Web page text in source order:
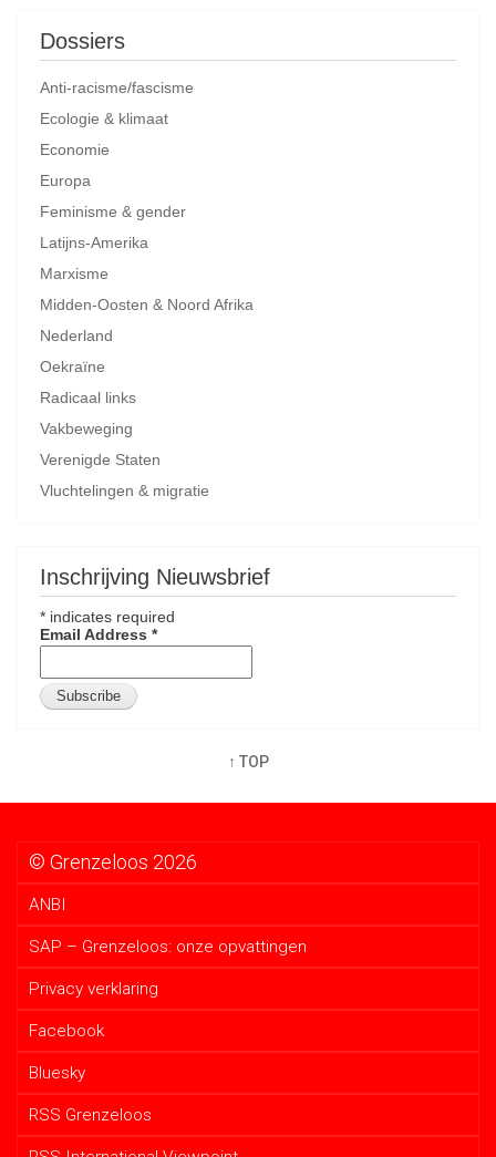
Dossiers
Anti-racisme/fascisme
Ecologie & klimaat
Economie
Europa
Feminisme & gender
Latijns-Amerika
Marxisme
Midden-Oosten & Noord Afrika
Nederland
Oekraïne
Radicaal links
Vakbeweging
Verenigde Staten
Vluchtelingen & migratie
Inschrijving Nieuwsbrief
* indicates required
Email Address *
↑ TOP
© Grenzeloos 2026
ANBI
SAP – Grenzeloos: onze opvattingen
Privacy verklaring
Facebook
Bluesky
RSS Grenzeloos